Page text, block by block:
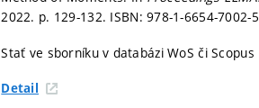
2022. p. 129-132. ISBN: 978-1-6654-7002-
Stať ve sborníku v databázi WoS či Scopus
Detail